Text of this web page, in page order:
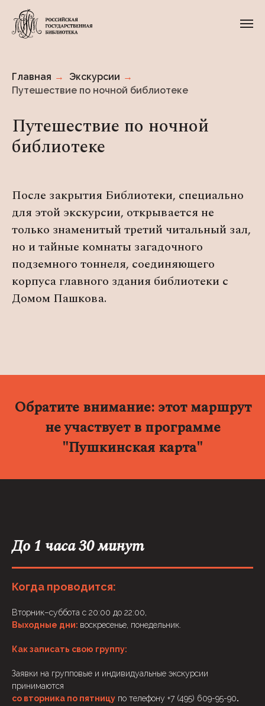
Главная → Экскурсии →
Путешествие по ночной библиотеке
Путешествие по ночной
библиотеке
После закрытия Библиотеки, специально
для этой экскурсии, открывается не
только знаменитый третий читальный зал,
но и тайные комнаты загадочного
подземного тоннеля, соединяющего
корпуса главного здания библиотеки с
Домом Пашкова.
Обратите внимание:этот маршрут
не участвует в программе
"Пушкинская карта"
До 1 часа 30 минут
Когда проводится:
Вторник–суббота с 20:00 до 22:00,
Выходные дни: воскресенье, понедельник.
Как записать свою группу:
Заявки на групповые и индивидуальные экскурсии
принимаются
со вторника по пятницу по телефону +7 (495) 609-95-90.